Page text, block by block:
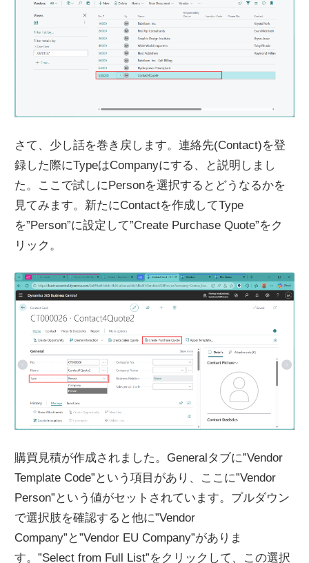
さて、少し話を巻き戻します。連絡先(Contact)を登
録した際にTypeはCompanyにする、と説明しまし
た。ここで試しにPersonを選択するとどうなるかを
見てみます。新たにContactを作成してType
を”Person”に設定して”Create Purchase Quote”をク
リック。
購買見積が作成されました。Generalタブに”Vendor
Template Code”という項目があり、ここに”Vendor
Person”という値がセットされています。プルダウン
で選択肢を確認すると他に”Vendor
Company”と”Vendor EU Company”がありま
す。”Select from Full List”をクリックして、この選択